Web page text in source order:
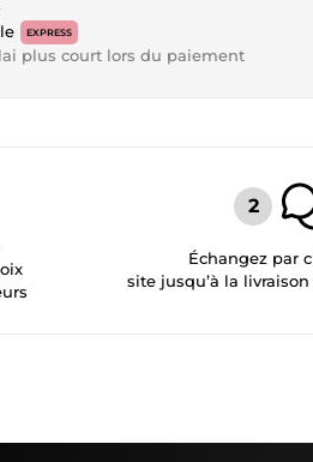
EXPRESS
plus court lors du paiement
Échangez par
site jusqu’à la